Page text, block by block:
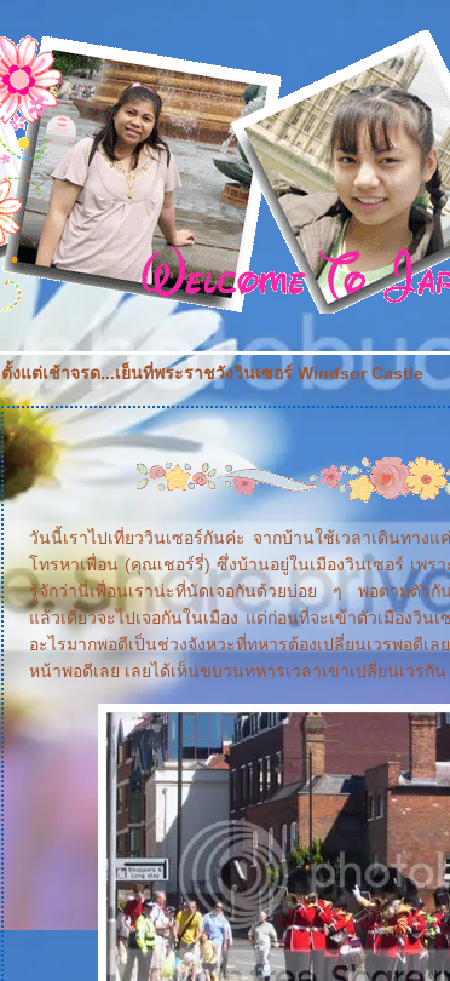
ตั้งแต่เช้าจรด...เย็นที่พระราชวังวินเซอร์ Windsor Castle
วันนี้เราไปเที่ยววินเซอร์กันค่ะ จากบ้านใช้เวลาเดินทาง
ทรหาเพื่อน (คุณเชอร์รี่) ซึ่งบ้านอยู่ในเมืองวินเซอร์ เพ
รู้จักว่านี่เพื่อนเราน่ะที่นัดเจอกันด้วยบ่อย ๆ พอตามตัวกั
ล้วเดี๋ยวจะไปเจอกันในเมือง แต่ก่อนที่จะเข้าตัวเมืองวิน
อะไรมากพอดีเป็นช่วงจังหวะที่ทหารต้องเปลี่ยนเวรพอดี
หน้าพอดีเลย เลยได้เห็นขบวนทหารเวลาเขาเปลี่ยนเวร